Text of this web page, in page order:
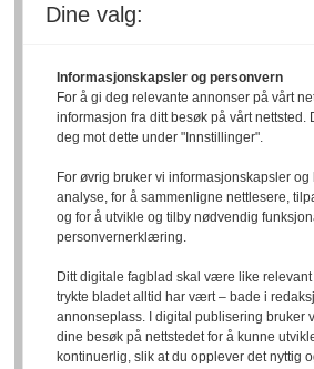
Dine valg:
Informasjonskapsler og personvern
For å gi deg relevante annonser på vårt
informasjon fra ditt besøk på vårt nettsted.
deg mot dette under "Innstillinger".
For øvrig bruker vi informasjonskapsler
analyse, for å sammenligne nettlesere,
og for å utvikle og tilby nødvendig
personvernerklæring.
Ditt digitale fagblad skal være like
trykte bladet alltid har vært – bade i
annonseplass. I digital publisering bruker
dine besøk på nettstedet for å kunne
kontinuerlig, slik at du opplever det nyttig